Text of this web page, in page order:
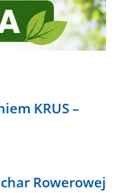
KRUS –
Rowerowej